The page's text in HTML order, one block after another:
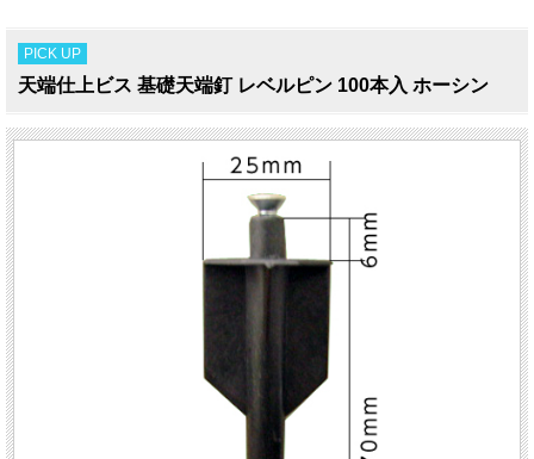
PICK UP
天端仕上ビス 基礎天端釘 レベルピン 100本入 ホーシン